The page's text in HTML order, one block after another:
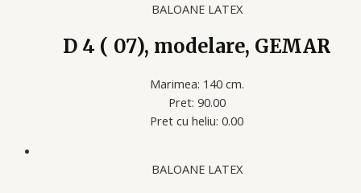
BALOANE LATEX
D 4 ( 07), modelare, GEMAR
Marimea: 140 cm.
Pret: 90.00
Pret cu heliu: 0.00
BALOANE LATEX